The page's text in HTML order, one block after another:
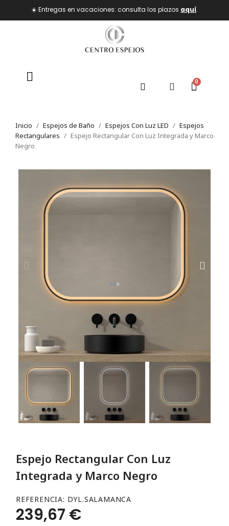
☀️ Entregas en vacaciones: consulta los plazos aquí.
Inicio Espejos de Baño Espejos Con Luz LED
Espejos
Rectangulares
Espejo Rectangular Con Luz Integrada y Marco
Negro
Espejo Rectangular Con Luz
Integrada y Marco Negro
REFERENCIA DYL.SALAMANCA
239,67 €